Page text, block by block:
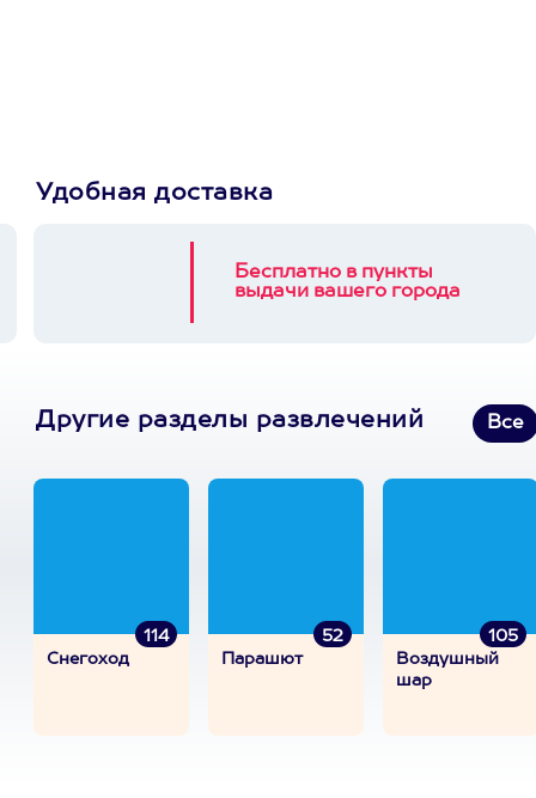
Удобная доставка
Бесплатно в пункты
выдачи вашего города
Другие разделы развлечений Все
114
Снегоход
52
Парашют
105
Воздушный
шар